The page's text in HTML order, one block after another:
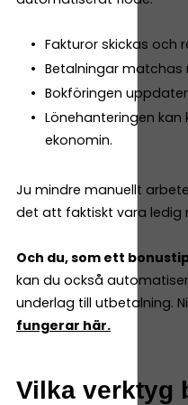
Fakturor skickas och
Betalningar
Bokföringen
Lönehanteringen
ekonomin.
Ju mindre manuellt
det att faktiskt vara ledig
Och du, som ett
kan du också
underlag till utbetalning.
fungerar här.
Vilka verktyg